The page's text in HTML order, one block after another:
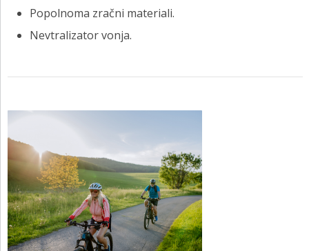
Popolnoma zračni materiali.
Nevtralizator vonja.